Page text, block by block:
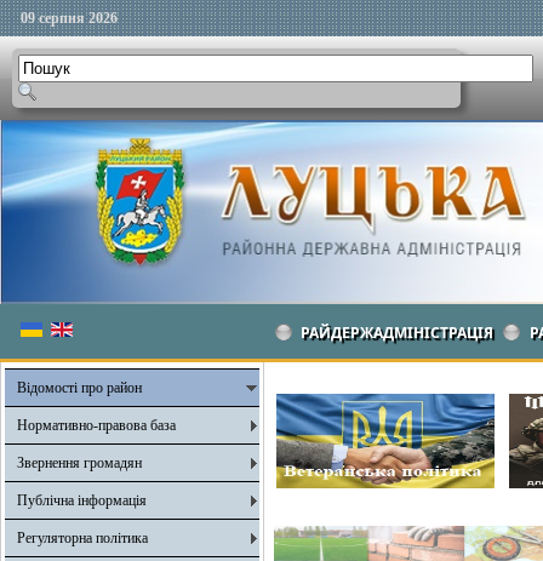
09 серпня 2026
РАЙДЕРЖАДМІНІСТРАЦІЯ
Відомості про район
Нормативно-правова база
Звернення громадян
Публічна інформація
Регуляторна політика